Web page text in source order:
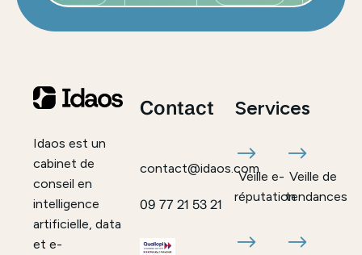
Idaos est un
cabinet de
conseil en
intelligence
artificielle, data
et e-
Contact
contact@idaos.com
09 77 21 53 21
Services
Veille e-
réputation
Veille de
tendances